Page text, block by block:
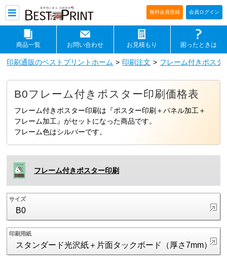
印刷通販ベストプリントベストプリ
無料会員登録 会員ログイン
商品一覧 お問い合わせ お見積もり 困ったときは
印刷通販のベストプリントホーム 印刷注文 フレーム付きポスタ
B0フレーム付きポスター印刷価格表
フレーム付きポスター印刷は『ポスター印刷＋パネル加工＋
フレーム加工』がセットになった商品です。
フレーム色はシルバーです。
フレーム付きポスター印刷
サイズ
B0
印刷用紙
スタンダード光沢紙＋片面タックボード（厚さ7mm）